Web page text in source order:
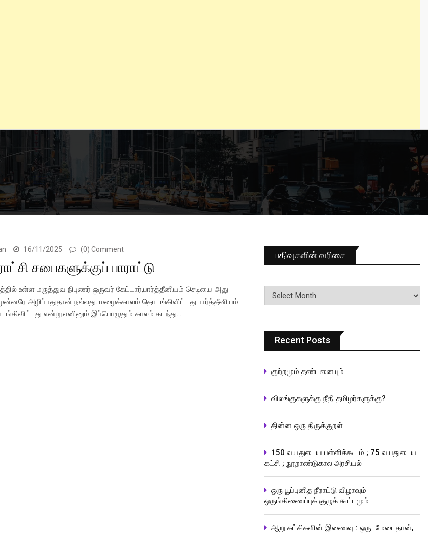
16/11/2025 (0) Comment
சபைகளுக்குப் பாராட்டு
உள்ள மருத்துவ நிபுணர் ஒருவர் கேட்டார்,பார்த்தீனியம் செடியை அது
முன்னரே அழிப்பதுதான் நல்லது. மழைக்காலம் தொடங்கிவிட்டது.பார்த்தீனியம்
என்று.எனினும் இப்பொழுதும் காலம் கடந்து…
பதிவுகளின் வரிசை
பதிவுகளின்
வரிசை
Recent Posts
குற்றமும் தண்டனையும்
விலங்குகளுக்கு நீதி தமிழர்களுக்கு?
தின்ன ஒரு திருக்குறள்
150 வயதுடைய பள்ளிக்கூடம் ; 75 வயதுடைய
கட்சி ; நூறாண்டுகால அரசியல்
ஒரு பூப்புனித நீராட்டு விழாவும்
ஒருங்கிணைப்புக் குழுக் கூட்டமும்
ஆறு கட்சிகளின் இணைவு : ஒரு மேடைதான்,